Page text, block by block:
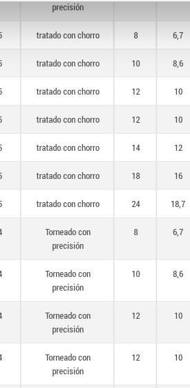
precisión
tratado con chorro 8 6,7
tratado con chorro 10 8,6
tratado con chorro 12 10
tratado con chorro 12 10
tratado con chorro 14 12
tratado con chorro 18 16
tratado con chorro 24 18,7
Torneado con
precisión
8 6,7
Torneado con
precisión
10 8,6
Torneado con
precisión
12 10
Torneado con
precisión
12 10